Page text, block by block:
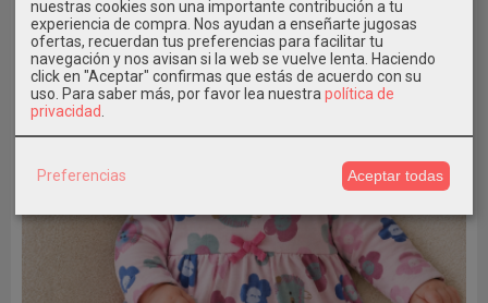
nuestras cookies son una importante contribución a tu
experiencia de compra. Nos ayudan a enseñarte jugosas
ofertas, recuerdan tus preferencias para facilitar tu
navegación y nos avisan si la web se vuelve lenta. Haciendo
click en "Aceptar" confirmas que estás de acuerdo con su
uso. Para saber más, por favor lea nuestra política de
privacidad
Preferencias Aceptar todas